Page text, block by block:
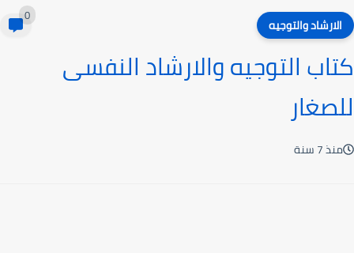
الارشاد والتوجيه 0
كتاب التوجيه والارشاد النفسى
للصغار
منذ 7 سنة